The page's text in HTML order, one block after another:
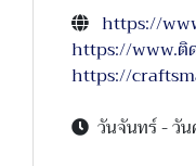
https://
https://www.ติ
https://
วันจันทร์ - วัน